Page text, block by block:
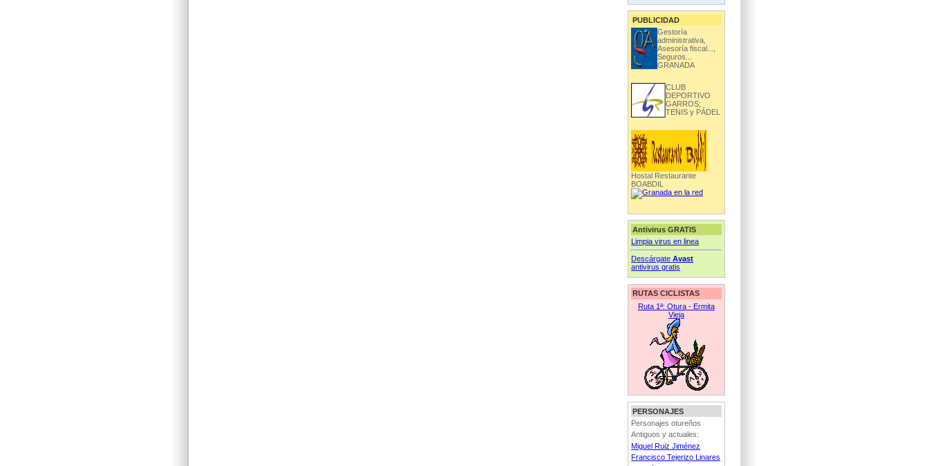
PUBLICIDAD
Gestoría
administrativa,
Asesoría fiscal...,
Seguros...
GRANADA
CLUB
DEPORTIVO
GARROS;
TENIS y PÁDEL
Hostal Restaurante
BOABDIL
Antivirus GRATIS
Limpia virus en linea
DescárgateAvast
antivirus gratis
RUTAS CICLISTAS
Ruta 1ª: Otura - Ermita
Vieja
PERSONAJES
Personajes otureños
Antiguos y actuales:
Miguel Ruiz Jiménez
Francisco Tejerizo Linares